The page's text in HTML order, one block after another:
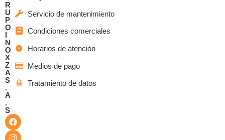
R
U
P
O
I
N
O
X
Z
A
S
.
A
.
S
Servicio de mantenimiento
Condiciones comerciales
Horarios de atención
Medios de pago
Tratamiento de datos